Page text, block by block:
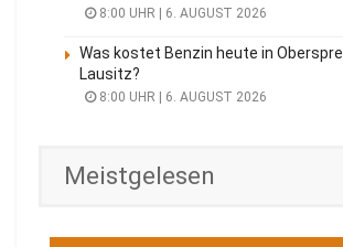
8:00 UHR | 6. AUGUST 2026
Was kostet Benzin heute in
Lausitz?
8:00 UHR | 6. AUGUST 2026
Meistgelesen